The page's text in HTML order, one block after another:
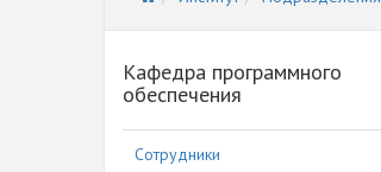
Кафедра программного
обеспечения
Сотрудники